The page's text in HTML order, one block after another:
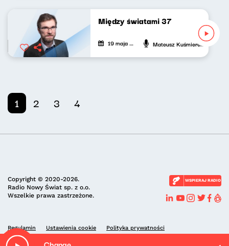
Między światami 37
19 maja 2026 Mateusz Kuśmierek
1 2 3 4
Copyright © 2020-2026.
Radio Nowy Świat sp. z o.o.
Wszelkie prawa zastrzeżone.
WSPIERAJ RADIO
Regulamin Ustawienia cookie Polityka prywatności